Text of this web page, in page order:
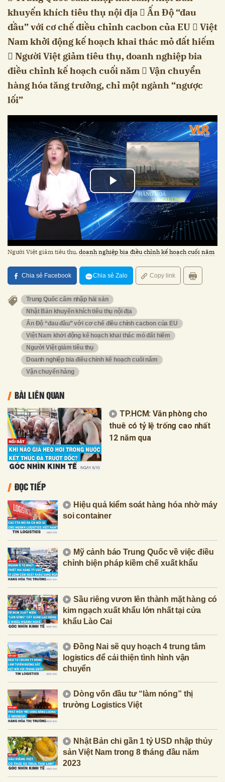
khuyến khích tiêu thụ nội địa  Ấn Độ “đau
đầu” với cơ chế điều chỉnh cacbon của EU  Việt
Nam khởi động kế hoạch khai thác mỏ đất hiếm
 Người Việt giảm tiêu thụ, doanh nghiệp bia
điều chỉnh kế hoạch cuối năm  Vận chuyển
hàng hóa tăng trưởng, chỉ một ngành “ngược
lối”
Người Việt giảm tiêu thụ, doanh nghiệp bia điều chỉnh kế hoạch cuối năm
Chia sẻ Facebook Chia sẻ Zalo Copy link
Trung Quốc cấm nhập hải sản
Nhật Bản khuyến khích tiêu thụ nội địa
Ấn Độ “đau đầu” với cơ chế điều chỉnh cacbon của EU
Việt Nam khởi động kế hoạch khai thác mỏ đất hiếm
Người Việt giảm tiêu thụ
Doanh nghiệp bia điều chỉnh kế hoạch cuối năm
Vận chuyển hàng
BÀI LIÊN QUAN
TP.HCM: Văn phòng cho
thuê có tỷ lệ trống cao nhất
12 năm qua
ĐỌC TIẾP
Hiệu quả kiểm soát hàng hóa nhờ máy
soi container
Mỹ cảnh báo Trung Quốc về việc điều
chỉnh biện pháp kiềm chế xuất khẩu
Sầu riêng vươn lên thành mặt hàng có
kim ngạch xuất khẩu lớn nhất tại cửa
khẩu Lào Cai
Đồng Nai sẽ quy hoạch 4 trung tâm
logistics để cải thiện tình hình vận
chuyển
Dòng vốn đầu tư “làm nóng” thị
trường Logistics Việt
Nhật Bản chi gần 1 tỷ USD nhập thủy
sản Việt Nam trong 8 tháng đầu năm
2023